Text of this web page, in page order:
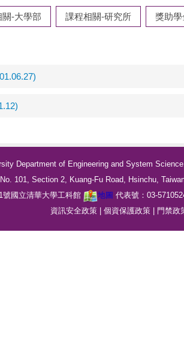
關-大學部 課程相關-研究所 獎助
Department of Engineering and System
No. 101, Section 2, Kuang-Fu Road, Hsinchu,
號國立清華大學工科館 地圖 代表號： 03-
資訊安全政策
個資保護政策 門禁政